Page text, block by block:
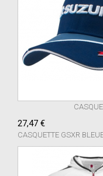
27,47 €
CASQUETTE GSXR